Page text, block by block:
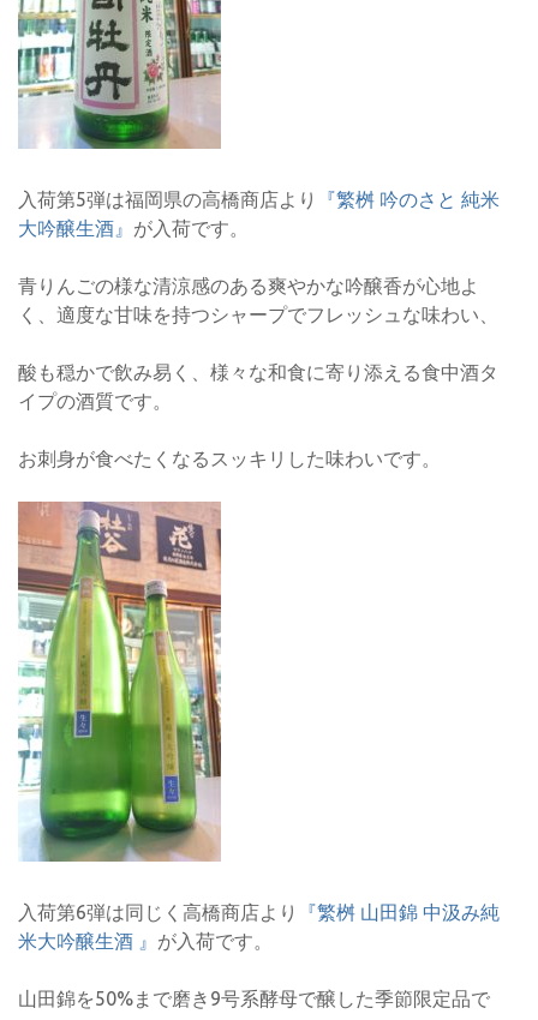
入荷第5弾は福岡県の高橋商店より
『繁桝 吟のさと 純米
大吟醸生酒』 が入荷です。
青りんごの様な清涼感のある爽やかな吟醸香が心地よ
く、適度な甘味を持つシャープでフレッシュな味わい、
酸も穏かで飲み易く、様々な和食に寄り添える食中酒タ
イプの酒質です。
お刺身が食べたくなるスッキリした味わいです。
入荷第6弾は同じく高橋商店より
『繁桝 山田錦 中汲み純
米大吟醸生酒 』 が入荷です。
山田錦を50%まで磨き9号系酵母で醸した季節限定品で